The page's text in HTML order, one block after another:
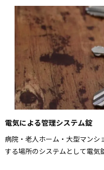
電気による管理システム錠
病院・老人ホーム・大型マンシ
する場所のシステムとして電気